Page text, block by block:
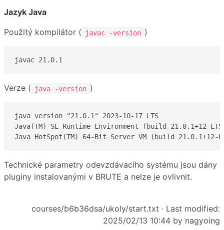
Jazyk Java
Použitý kompilátor (
javac -version )
javac 21.0.1
Verze ( java -version )
java version "21.0.1" 2023-10-17 LTS
Java(TM) SE Runtime Environment (build 21.0.1+12-
Java HotSpot(TM) 64-Bit Server VM (build 21.0.1+12-
Technické parametry odevzdávacího systému jsou dány
pluginy instalovanými v BRUTE a nelze je ovlivnit.
courses/b6b36dsa/ukoly/start.txt · Last modified:
2025/02/13 10:44 by nagyoing